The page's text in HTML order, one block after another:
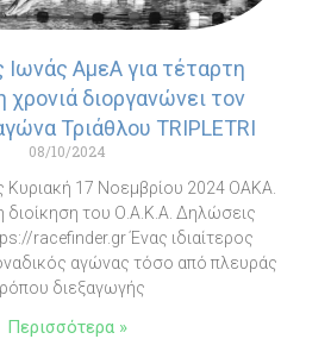
Ιωνάς ΑμεΑ για τέταρτη
χρονιά διοργανώνει τον
Τριάθλου TRIPLETRI
08/10/2024
Κυριακή 17 Νοεμβρίου 2024 ΟΑΚΑ.
διοίκηση του Ο.Α.Κ.Α. Δηλώσεις
racefinder.gr Ένας ιδιαίτερος
αγώνας τόσο από πλευράς
διεξαγωγής
Περισσότερα »